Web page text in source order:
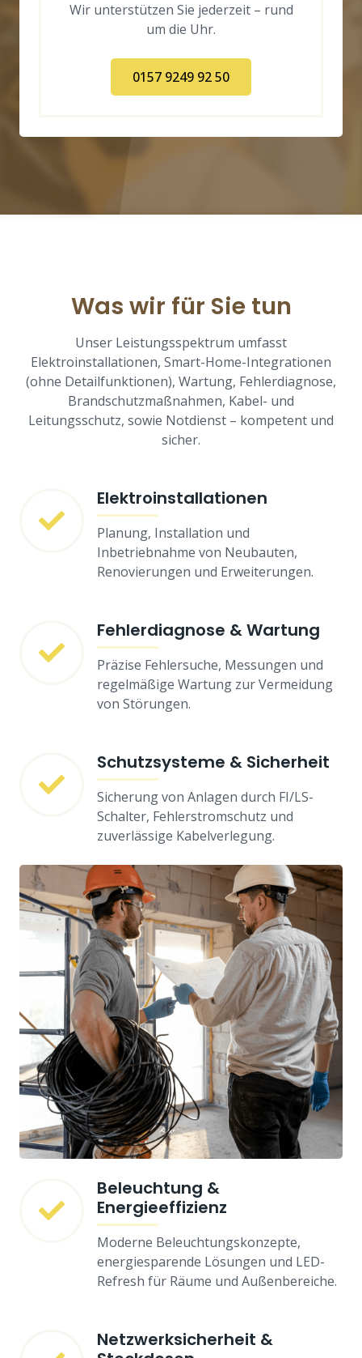
Wir unterstützen Sie jederzeit – rund
um die Uhr.
0157 9249 92 50
Was wir für Sie tun
Unser Leistungsspektrum umfasst
Elektroinstallationen, Smart-Home-Integrationen
(ohne Detailfunktionen), Wartung, Fehlerdiagnose,
Brandschutzmaßnahmen, Kabel- und
Leitungsschutz, sowie Notdienst – kompetent und
sicher.
Elektroinstallationen
Planung, Installation und
Inbetriebnahme von Neubauten,
Renovierungen und Erweiterungen.
Fehlerdiagnose & Wartung
Präzise Fehlersuche, Messungen und
regelmäßige Wartung zur Vermeidung
von Störungen.
Schutzsysteme & Sicherheit
Sicherung von Anlagen durch FI/LS-
Schalter, Fehlerstromschutz und
zuverlässige Kabelverlegung.
Beleuchtung &
Energieeffizienz
Moderne Beleuchtungskonzepte,
energiesparende Lösungen und LED-
Refresh für Räume und Außenbereiche.
Netzwerksicherheit &